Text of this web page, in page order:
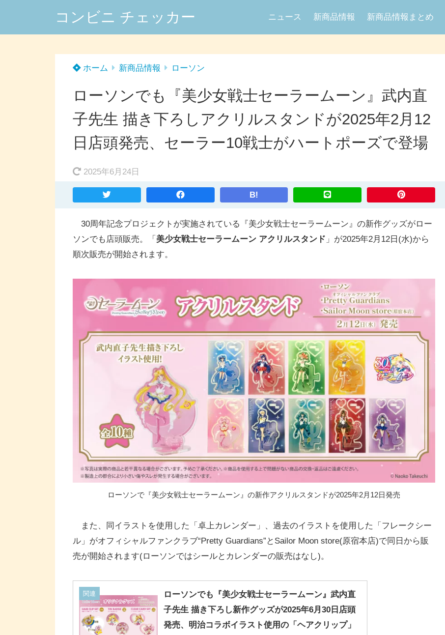
コンビニ チェッカー ニュース 新商品情報 新商品情報まとめ
ホーム 新商品情報 ローソン
ローソンでも『美少女戦士セーラームーン』武内直
子先生 描き下ろしアクリルスタンドが2025年2月12
日店頭発売、セーラー10戦士がハートポーズで登場
2025年6月24日
B!
30周年記念プロジェクトが実施されている『美少女戦士セーラームーン』の新作グッズがロー
ソンでも店頭販売。「 美少女戦士セーラームーン アクリルスタンド 」が2025年2月12日(水)から
順次販売が開始されます。
ローソンで『美少女戦士セーラームーン』の新作アクリルスタンドが2025年2月12日発売
また、同イラストを使用した「卓上カレンダー」、過去のイラストを使用した「フレークシー
ル」がオフィシャルファンクラブ“Pretty Guardians”とSailor Moon store(原宿本店)で同日から販
売が開始されます(ローソンではシールとカレンダーの販売はなし)。
関連
ローソンでも『美少女戦士セーラームーン』武内直
子先生 描き下ろし新作グッズが2025年6月30日店頭
発売、明治コラボイラスト使用の「ヘアクリップ」